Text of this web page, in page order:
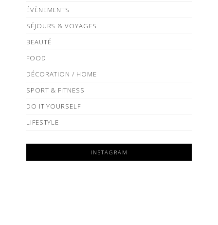
ÉVÈNEMENTS
SÉJOURS & VOYAGES
BEAUTÉ
FOOD
DÉCORATION / HOME
SPORT & FITNESS
DO IT YOURSELF
LIFESTYLE
INSTAGRAM